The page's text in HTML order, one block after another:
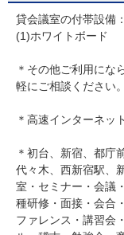
貸会議室の付帯設備
(1)ホワイトボード
＊その他ご利用にな
軽にご相談ください。
＊高速インターネッ
＊初台、新宿、都庁
代々木、西新宿駅、
室・セミナー・会議
種研修・面接・会合
ファレンス・講習会